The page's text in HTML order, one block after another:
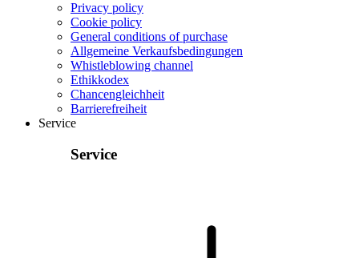
Privacy policy
Cookie policy
General conditions of purchase
Allgemeine Verkaufsbedingungen
Whistleblowing channel
Ethikkodex
Chancengleichheit
Barrierefreiheit
Service
Service